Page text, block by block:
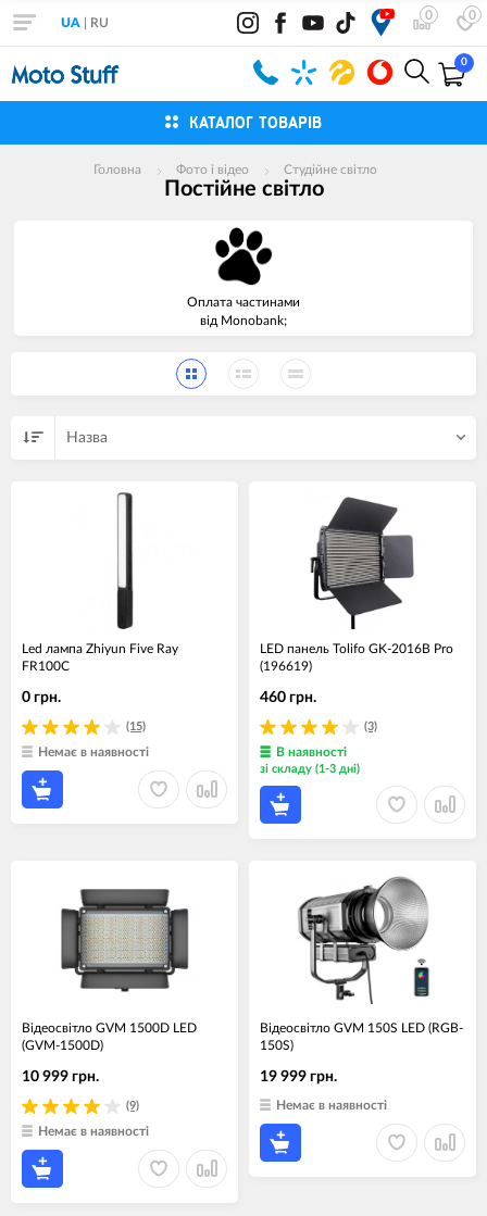
0 0
UA RU
0
КАТАЛОГ ТОВАРІВ
Головна Фото і відео Студійне світло
Постійне світло
Оплата частинами
від Monobank;
Назва
Led лампа Zhiyun Five Ray
FR100C
(15)
0 грн.
Немає в наявності
LED панель Tolifo GK-2016B Pro
(196619)
(3)
460 грн.
В наявності
зі складу (1-3 дні)
Відеосвітло GVM 1500D LED
(GVM-1500D)
(9)
10 999 грн.
Немає в наявності
Відеосвітло GVM 150S LED (RGB-
150S)
19 999 грн.
Немає в наявності